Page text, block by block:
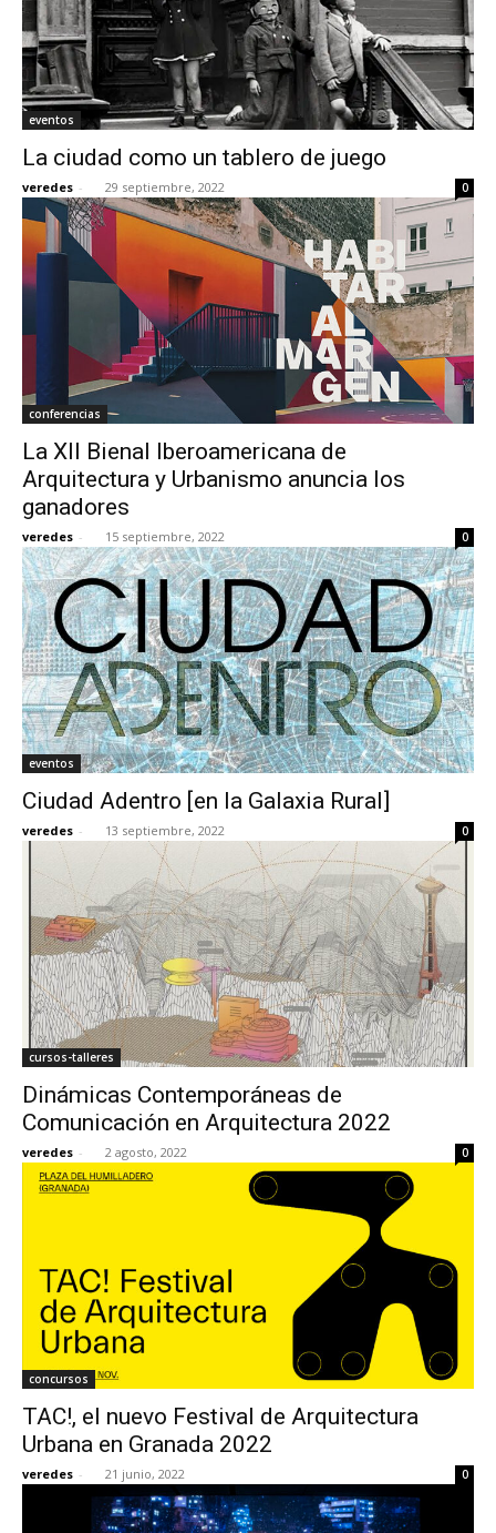
eventos
La ciudad como un tablero de juego
veredes - 29 septiembre, 2022 0
conferencias
La XII Bienal Iberoamericana de
Arquitectura y Urbanismo anuncia los
ganadores
veredes - 15 septiembre, 2022 0
eventos
Ciudad Adentro [en la Galaxia Rural]
veredes - 13 septiembre, 2022 0
cursos-talleres
Dinámicas Contemporáneas de
Comunicación en Arquitectura 2022
veredes - 2 agosto, 2022 0
concursos
TAC!, el nuevo Festival de Arquitectura
Urbana en Granada 2022
veredes - 21 junio, 2022 0